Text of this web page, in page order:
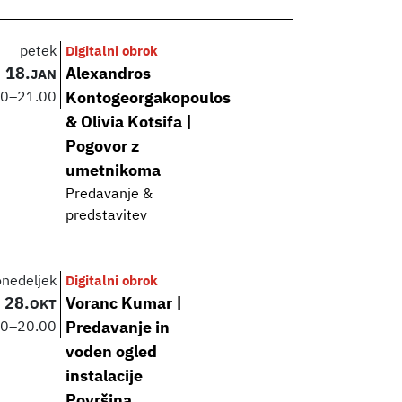
petek
18.JAN
–21.00
Digitalni obrok
Alexandros
Kontogeorgakopoulos
& Olivia Kotsifa |
Pogovor z
umetnikoma
Predavanje &
predstavitev
28.OKT
–20.00
Digitalni obrok
Voranc Kumar |
Predavanje in
voden ogled
instalacije